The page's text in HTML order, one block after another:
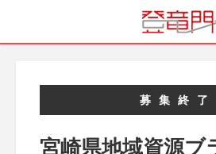
募集終了
宮崎県地域資源ブ